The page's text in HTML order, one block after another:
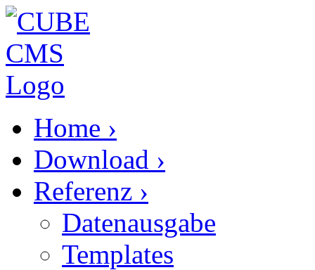
Home ›
Download ›
Referenz ›
Datenausgabe
Templates